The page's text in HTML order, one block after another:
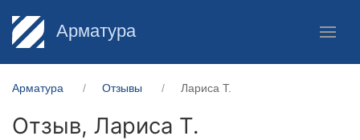
Арматура
Арматура Отзывы Лариса Т.
Отзыв, Лариса Т.